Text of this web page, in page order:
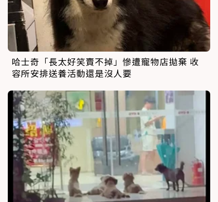
哈士奇「長太好笑賣不掉」慘遭寵物店拋棄 收
容所安排送養活動還是沒人要